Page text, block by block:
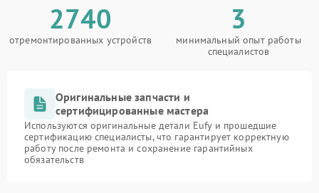
2740
отремонтированных устройств
3
минимальный опыт работы
специалистов
Оригинальные запчасти и
сертифицированные мастера
Используются оригинальные детали Eufy и прошедшие
сертификацию специалисты, что гарантирует корректную
работу после ремонта и сохранение гарантийных
обязательств